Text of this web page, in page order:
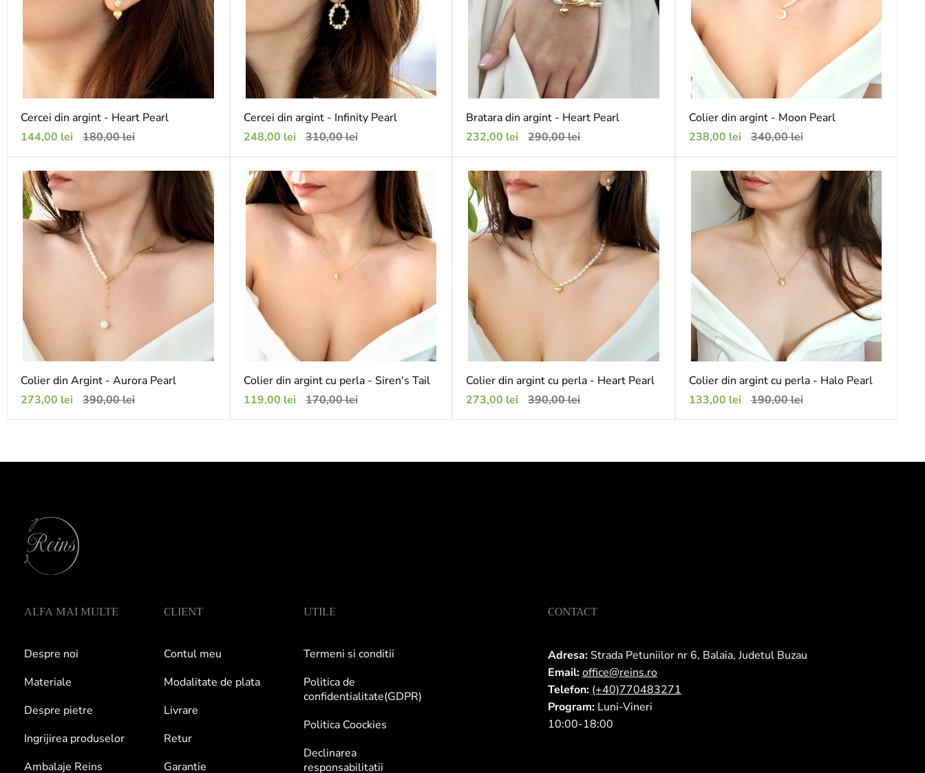
Cercei din argint - Heart Pearl
Preț
144,00 lei
Preț
180,00 lei
Cercei din argint - Infinity Pearl
Preț
248,00 lei
Preț
310,00 lei
Bratara din argint - Heart Pearl
Preț
232,00 lei
Preț
290,00 lei
Colier din argint - Moon Pearl
Preț
238,00 lei
Preț
340,00 lei
Colier din Argint - Aurora Pearl
Preț
273,00 lei
Preț
390,00 lei
Colier din argint cu perla - Siren's Tail
Preț
119,00 lei
Preț
170,00 lei
Colier din argint cu perla - Heart Pearl
Preț
273,00 lei
Preț
390,00 lei
Colier din argint cu perla - Halo Pearl
Preț
133,00 lei
Preț
190,00 lei
ALFA MAI MULTE
Despre noi
Materiale
Despre pietre
Ingrijirea produselor
Ambalaje Reins
CLIENT
Contul meu
Modalitate de plata
Livrare
Retur
Garantie
UTILE
Termeni si conditii
Politica de
confidentialitate(GDPR)
Politica Coockies
Declinarea
responsabilitatii
CONTACT
Adresa: Strada Petuniilor nr 6, Balaia, Judetul Buzau
Email:office@reins.ro
Telefon: (+40)770483271
Program: Luni-Vineri
10:00-18:00